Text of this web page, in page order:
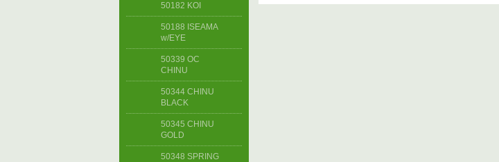
50182 KOI
50188 ISEAMA
w/EYE
50339 OC
CHINU
50344 CHINU
BLACK
50345 CHINU
GOLD
50348 SPRING